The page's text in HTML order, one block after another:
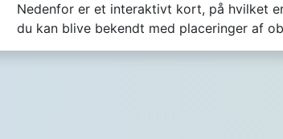
Nedenfor er et interaktivt kort, på hvilket
du kan blive bekendt med placeringer af